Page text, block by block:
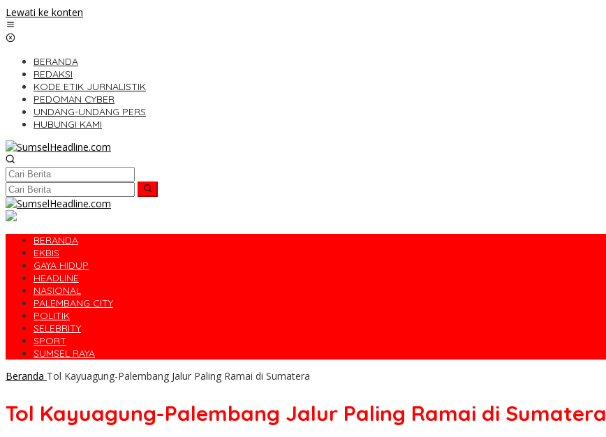
Lewati ke konten
BERANDA
REDAKSI
KODE ETIK JURNALISTIK
PEDOMAN CYBER
UNDANG-UNDANG PERS
HUBUNGI KAMI
BERANDA
EKBIS
GAYA HIDUP
HEADLINE
NASIONAL
PALEMBANG CITY
POLITIK
SELEBRITY
SPORT
SUMSEL RAYA
Beranda Tol Kayuagung-Palembang Jalur Paling Ramai di Sumatera
Tol Kayuagung-Palembang Jalur Paling Ramai di Sumatera